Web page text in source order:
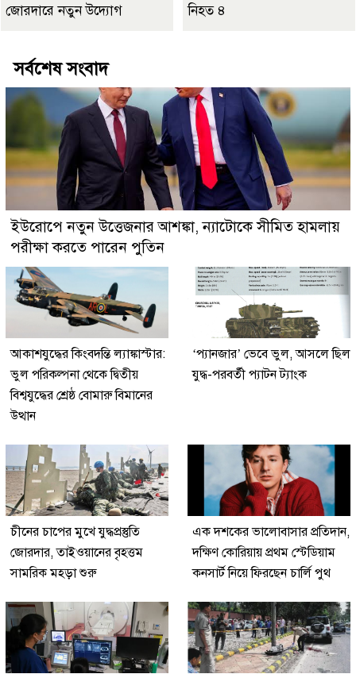
জোরদারে নতুন উদ্যোগ
নিহত ৪
সর্বশেষ সংবাদ
ইউরোপে নতুন উত্তেজনার আশঙ্কা, ন্যাটোকে সীমিত হামলায়
পরীক্ষা করতে পারেন পুতিন
আকাশযুদ্ধের কিংবদন্তি ল্যাঙ্কাস্টার:
ভুল পরিকল্পনা থেকে দ্বিতীয়
বিশ্বযুদ্ধের শ্রেষ্ঠ বোমারু বিমানের
উত্থান
‘প্যানজার’ ভেবে ভুল, আসলে ছিল
যুদ্ধ-পরবর্তী প্যাটন ট্যাংক
চীনের চাপের মুখে যুদ্ধপ্রস্তুতি
জোরদার, তাইওয়ানের বৃহত্তম
সামরিক মহড়া শুরু
এক দশকের ভালোবাসার প্রতিদান,
দক্ষিণ কোরিয়ায় প্রথম স্টেডিয়াম
কনসার্ট নিয়ে ফিরছেন চার্লি পুথ